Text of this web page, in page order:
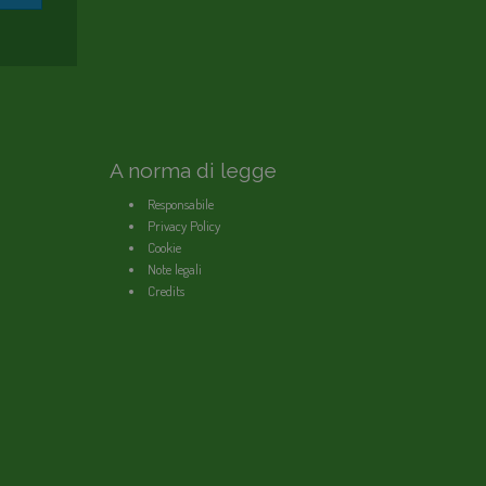
A norma di legge
Responsabile
Privacy Policy
Cookie
Note legali
Credits